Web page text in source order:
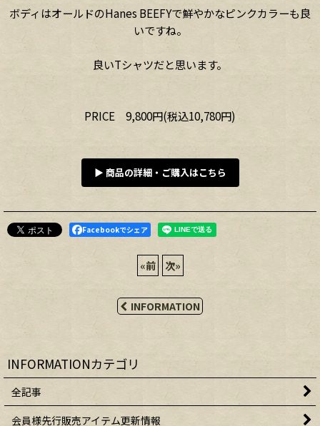
ボディはオールドのHanes BEEFYで鮮やかなピンクカラーも良
いですね。
良いTシャツだと思います。
PRICE 9,800円(税込10,780円)
▶ 商品の詳細・ご購入はこちら
Facebookでシェア
«前 次»
INFORMATION
INFORMATIONカテゴリ
全記事
会員様先行販売アイテム更新情報